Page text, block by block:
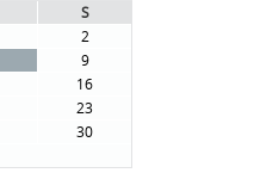
S
2
9
16
23
30